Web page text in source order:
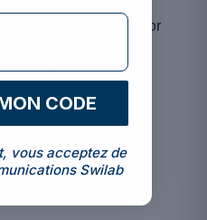
zu konsultieren, bevor
ein umsichtiges
oder
Geschlecht
CODE
vous acceptez de
Swilab